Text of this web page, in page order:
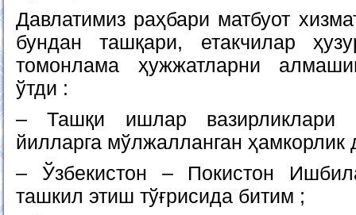
Давлатимиз раҳбари матбуот
бундан ташқари, етакчилар
томонлама ҳужжатларни
ўтди :
– Ташқи ишлар вазирликлари
йилларга мўлжалланган ҳамкорлик
– Ўзбекистон – Покистон
ташкил этиш тўғрисида битим ;